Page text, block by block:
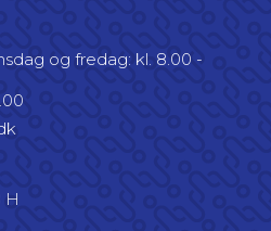
og fredag: kl. 8.00 -
H